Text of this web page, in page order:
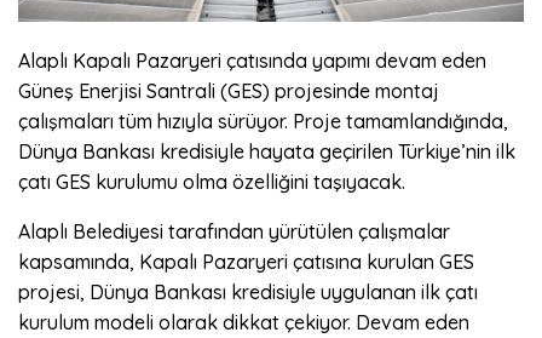
Alaplı Kapalı Pazaryeri çatısında yapımı devam eden
Güneş Enerjisi Santrali (GES) projesinde montaj
çalışmaları tüm hızıyla sürüyor. Proje tamamlandığında,
Dünya Bankası kredisiyle hayata geçirilen Türkiye’nin ilk
çatı GES kurulumu olma özelliğini taşıyacak.
Alaplı Belediyesi tarafından yürütülen çalışmalar
kapsamında, Kapalı Pazaryeri çatısına kurulan GES
projesi, Dünya Bankası kredisiyle uygulanan ilk çatı
kurulum modeli olarak dikkat çekiyor. Devam eden